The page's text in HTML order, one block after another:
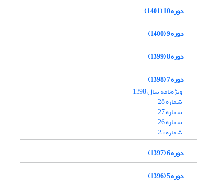
دوره 10 (1401)
دوره 9 (1400)
دوره 8 (1399)
دوره 7 (1398)
ویژه‌نامه سال 1398
شماره 28
شماره 27
شماره 26
شماره 25
دوره 6 (1397)
دوره 5 (1396)